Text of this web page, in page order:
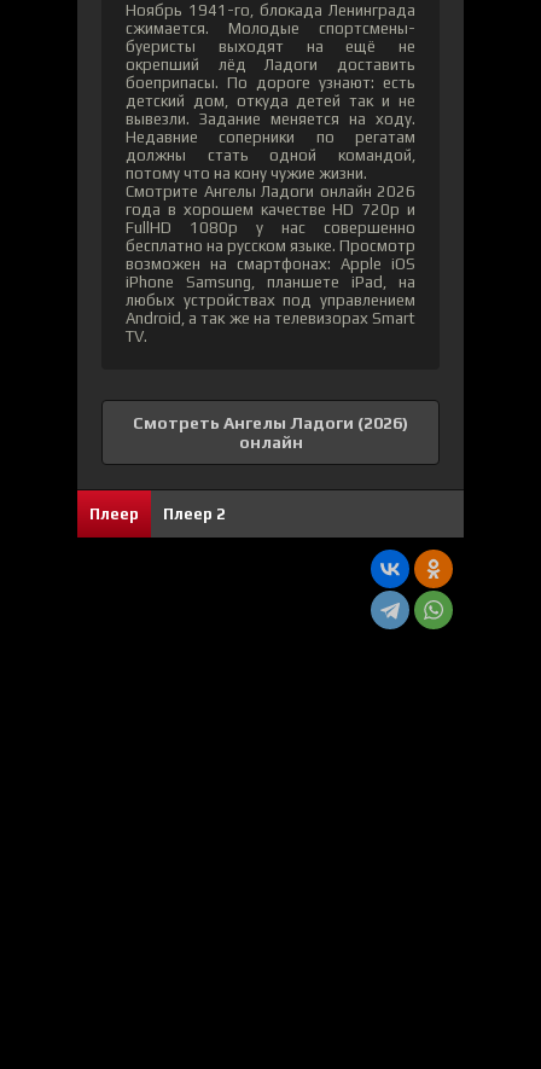
Ноябрь 1941-го, блокада Ленинграда
сжимается. Молодые спортсмены-
буеристы выходят на ещё не
окрепший лёд Ладоги доставить
боеприпасы. По дороге узнают: есть
детский дом, откуда детей так и не
вывезли. Задание меняется на ходу.
Недавние соперники по регатам
должны стать одной командой,
потому что на кону чужие жизни.
Смотрите Ангелы Ладоги онлайн 2026
года в хорошем качестве HD 720p и
FullHD 1080p у нас совершенно
бесплатно на русском языке. Просмотр
возможен на смартфонах: Apple iOS
iPhone Samsung, планшете iPad, на
любых устройствах под управлением
Android, а так же на телевизорах Smart
TV.
Смотреть Ангелы Ладоги (2026)
онлайн
Плеер Плеер 2